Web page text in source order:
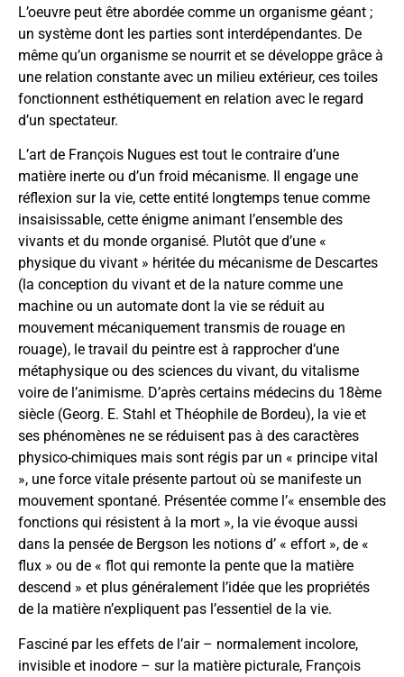
L’oeuvre peut être abordée comme un organisme géant ;
un système dont les parties sont interdépendantes. De
même qu’un organisme se nourrit et se développe grâce à
une relation constante avec un milieu extérieur, ces toiles
fonctionnent esthétiquement en relation avec le regard
d’un spectateur.
L’art de François Nugues est tout le contraire d’une
matière inerte ou d’un froid mécanisme. Il engage une
réflexion sur la vie, cette entité longtemps tenue comme
insaisissable, cette énigme animant l’ensemble des
vivants et du monde organisé. Plutôt que d’une «
physique du vivant » héritée du mécanisme de Descartes
(la conception du vivant et de la nature comme une
machine ou un automate dont la vie se réduit au
mouvement mécaniquement transmis de rouage en
rouage), le travail du peintre est à rapprocher d’une
métaphysique ou des sciences du vivant, du vitalisme
voire de l’animisme. D’après certains médecins du 18ème
siècle (Georg. E. Stahl et Théophile de Bordeu), la vie et
ses phénomènes ne se réduisent pas à des caractères
physico-chimiques mais sont régis par un « principe vital
», une force vitale présente partout où se manifeste un
mouvement spontané. Présentée comme l’« ensemble des
fonctions qui résistent à la mort », la vie évoque aussi
dans la pensée de Bergson les notions d’ « effort », de «
flux » ou de « flot qui remonte la pente que la matière
descend » et plus généralement l’idée que les propriétés
de la matière n’expliquent pas l’essentiel de la vie.
Fasciné par les effets de l’air – normalement incolore,
invisible et inodore – sur la matière picturale, François